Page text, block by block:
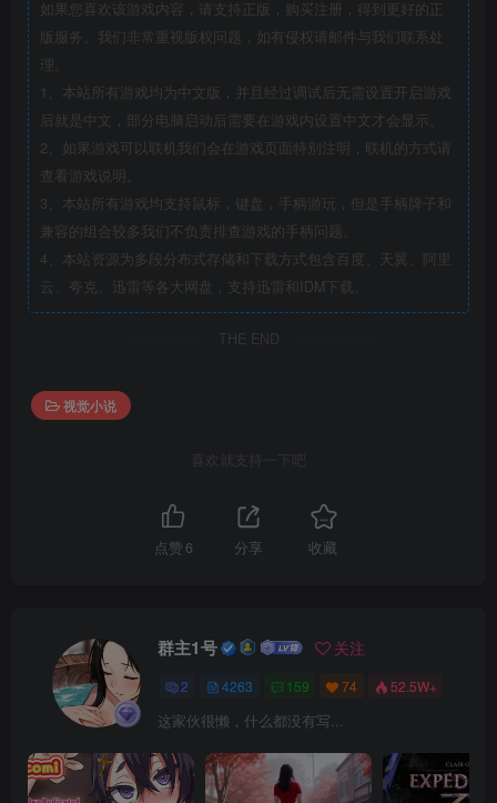
如果您喜欢该游戏内容，请支持正版，购买注册，得到更好的正
版服务。我们非常重视版权问题，如有侵权请邮件与我们联系处
理。
1、本站所有游戏均为中文版，并且经过调试后无需设置开启游戏
后就是中文，部分电脑启动后需要在游戏内设置中文才会显示。
2、如果游戏可以联机我们会在游戏页面特别注明，联机的方式请
查看游戏说明。
3、本站所有游戏均支持鼠标，键盘，手柄游玩，但是手柄牌子和
兼容的组合较多我们不负责排查游戏的手柄问题。
4、本站资源为多段分布式存储和下载方式包含百度、天翼、阿里
云、夸克、迅雷等各大网盘，支持迅雷和IDM下载。
THE END
视觉小说
喜欢就支持一下吧
点赞 6 分享 收藏
群主1号 关注
2 4263 159 74 52.5W+
这家伙很懒，什么都没有写...